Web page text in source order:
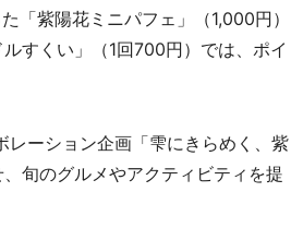
「紫陽花ミニパフェ」（1,000円）
すくい」（1回700円）では、ポイ
ーション企画「雫にきらめく、紫
旬のグルメやアクティビティを提